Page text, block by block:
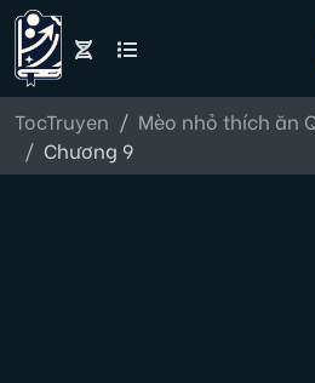
TocTruyen Mèo nhỏ thích ăn
Chương 9